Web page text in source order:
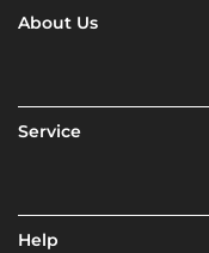
About Us
Service
Help